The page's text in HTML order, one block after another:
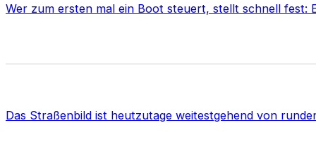
Wer zum ersten mal ein Boot steuert, stellt schnell fest:
Das Straßenbild ist heutzutage weitestgehend von